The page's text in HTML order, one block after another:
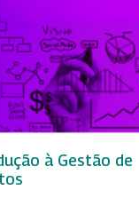
à Gestão de